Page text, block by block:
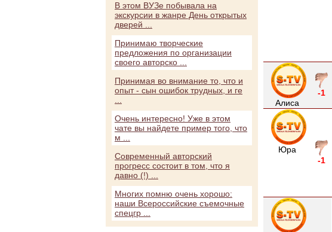
Алиса
-1
Юра
-1
В этом ВУЗе побывала на
экскурсии в жанре День открытых
дверей ...
Принимаю творческие
предложения по организации
своего авторско ...
Принимая во внимание то, что и
опыт - сын ошибок трудных, и ге
Очень интересно! Уже в этом
чате вы найдете пример того, что
м ...
Современный авторский
прогресс состоит в том, что я
давно (!) ...
Многих помню очень хорошо:
наши Всероссийские съемочные
спецгр ...